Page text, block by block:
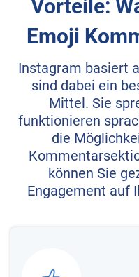
Vorteile:
Emoji
Instagram basiert
sind dabei ein
Mittel. Sie
funktionieren
die
können Sie
Engagement auf